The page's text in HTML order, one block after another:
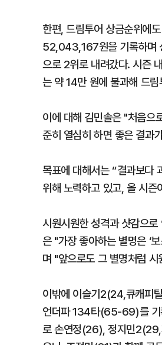
한편, 드림투어 상금순위에
52,043,167원을 기록하며
으로 2위로 내려갔다. 시즌
는 약 14만 원에 불과해 드
이에 대해 김민솔은 "처음으
준히 열심히 하면 좋은 결과
목표에 대해서는 “결과보다
위해 노력하고 있고, 올 시
시원시원한 성격과 샷감으로
은 "가장 좋아하는 별명은 ‘
며 "앞으로도 그 별명처럼
이밖에 이슬기2(24,큐캐피
언더파 134타(65-69)를 기
로 손연정(26), 정지민